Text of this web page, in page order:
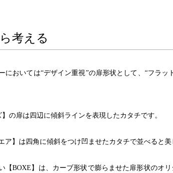
考える
においては“デザイン重視”の扉形状として、“フラ
】の扉は四辺に傾斜ラインを表現したカタチです。
ア】は四角に傾斜をつけ凹ませたカタチで並べると美
【BOXE】は、カーブ形状で膨らませた扉形状のオ